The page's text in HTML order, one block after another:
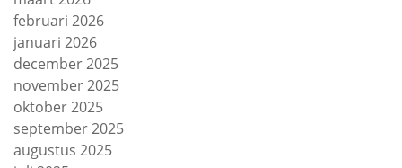
februari 2026
januari 2026
december 2025
november 2025
oktober 2025
september 2025
augustus 2025